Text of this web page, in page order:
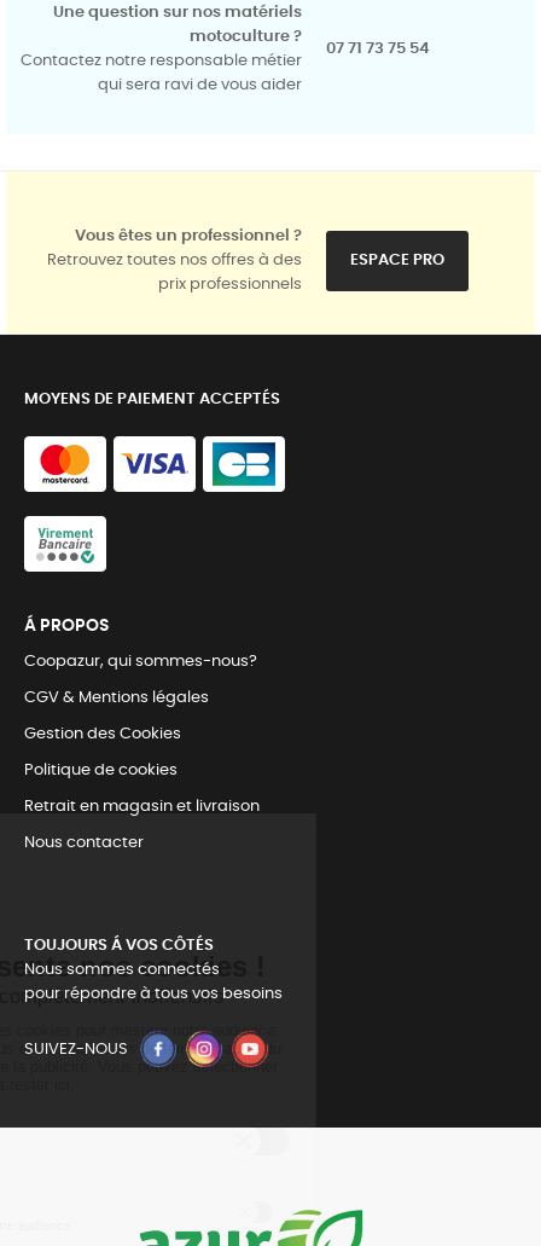
Une question sur nos matériels
motoculture ?
Contactez notre responsable métier
qui sera ravi de vous aider
07 71 73 75 54
Vous êtes un professionnel ?
Retrouvez toutes nos offres à des
prix professionnels
ESPACE PRO
MOYENS DE PAIEMENT ACCEPTÉS
Á PROPOS
Coopazur, qui sommes-nous?
CGV & Mentions légales
Gestion des Cookies
Politique de cookies
Retrait en magasin et livraison
Nous contacter
TOUJOURS Á VOS CÔTÉS
Nous sommes connectés
pour répondre à tous vos besoins
SUIVEZ-NOUS